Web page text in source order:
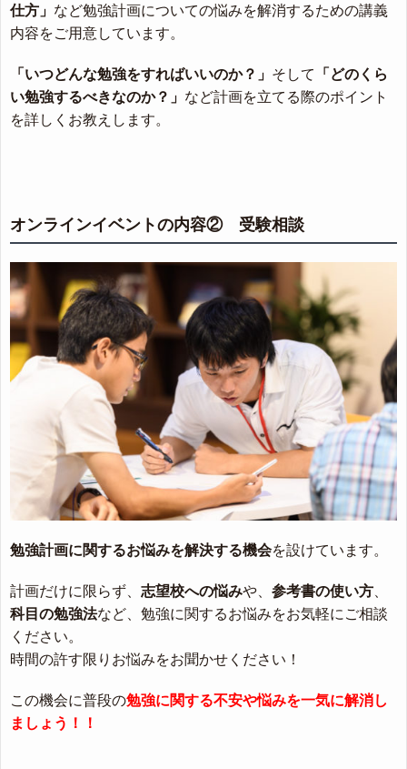
仕方」 など勉強計画についての悩みを解消するための講義
内容をご用意しています。
「いつどんな勉強をすればいいのか？」 そして
「どのくら
い勉強するべきなのか？」 など計画を立てる際のポイント
を詳しくお教えします。
オンラインイベントの内容② 受験相談
勉強計画に関するお悩みを解決する機会を設けています。
計画だけに限らず、 志望校への悩みや、 参考書の使い方
科目の勉強法など、勉強に関するお悩みをお気軽にご相談
ください。
時間の許す限りお悩みをお聞かせください！
この機会に普段の勉強に関する不安や悩みを一気に解消し
ましょう！！